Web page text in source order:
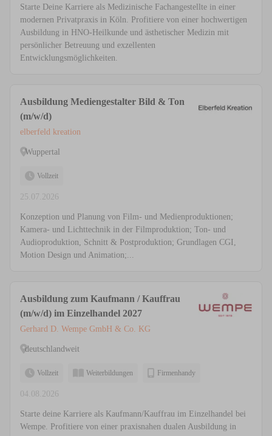
Starte Deine Karriere als Medizinische Fachangestellte in einer
modernen Privatpraxis in Köln. Profitiere von einer hochwertigen
Ausbildung in HNO-Heilkunde und ästhetischer Medizin mit
persönlicher Betreuung und exzellenten
Entwicklungsmöglichkeiten.
Ausbildung Mediengestalter Bild & Ton
(m/w/d)
elberfeld kreation
Wuppertal
Vollzeit
25.07.2026
Konzeption und Planung von Film- und Medienproduktionen;
Kamera- und Lichttechnik in der Filmproduktion; Ton- und
Audioproduktion, Schnitt & Postproduktion; Grundlagen CGI,
Motion Design und Animation;...
Ausbildung zum Kaufmann / Kauffrau
(m/w/d) im Einzelhandel 2027
Gerhard D. Wempe GmbH & Co. KG
deutschlandweit
Vollzeit Weiterbildungen Firmenhandy
04.08.2026
Starte deine Karriere als Kaufmann/Kauffrau im Einzelhandel bei
Wempe. Profitiere von einer praxisnahen dualen Ausbildung in